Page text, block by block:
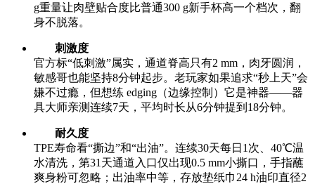
g重量让肉壁贴合度比普通300 g新手杯高一个档次，翻
身不脱落。
刺激度
官方标“低刺激”属实，通道脊高只有2 mm，肉牙圆润，
敏感哥也能坚持8分钟起步。老玩家如果追求“秒上天”会
嫌不过瘾，但想练 edging（边缘控制）它是神器——器
具大师亲测连续7天，平均时长从6分钟提到18分钟。
耐久度
TPE寿命看“撕边”和“出油”。连续30天每日1次、40℃温
水清洗，第31天通道入口仅出现0.5 mm小撕口，手指蘸
爽身粉可忽略；出油率中等，存放垫纸巾24 h油印直径2